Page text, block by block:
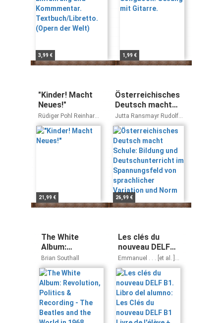
3,99 € 1,99 €
"Kinder! Macht
Neues!"
Rüdiger Pohl Reinhard
Schäfertöns
21,99 €
Österreichisches
Deutsch macht
Schule: Bildung
und
Deutschunterricht
im Spannungsfeld
von sprachlicher
Variation und
Norm
Jutta Ransmayr Rudolf
de Cillia
26,99 €
The White
Album:
Revolution,
Politics &
Recording - The
Beatles and the
World in 1968
Brian Southall
Les clés du
nouveau DELF
B1. Libro del
alumno: Les Clés
du nouveau DELF
B1 Livre de
l'élève + CD
Emmanuel . . . [et al. ]
Godard